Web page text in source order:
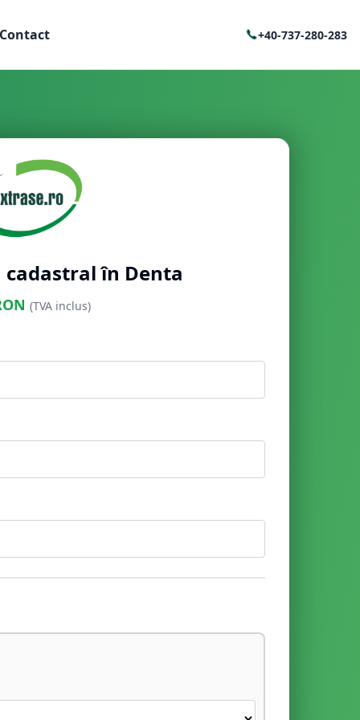
Contact +40-737-280-283
cadastral în Denta
(TVA inclus)